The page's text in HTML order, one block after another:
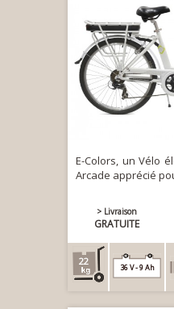
E-Colors, un Vélo
Arcade apprécié
> Livraison
GRATUITE
22
36 V - 9 Ah